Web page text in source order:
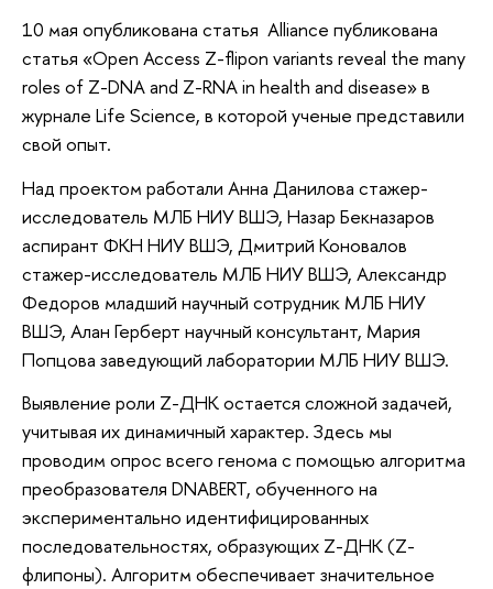
10 мая опубликована статья Alliance публикована
статья «Open Access Z-flipon variants reveal the many
roles of Z-DNA and Z-RNA in health and disease» в
журнале Life Science, в которой ученые представили
свой опыт.
Над проектом работали Анна Данилова стажер-
исследователь МЛБ НИУ ВШЭ, Назар Бекназаров
аспирант ФКН НИУ ВШЭ, Дмитрий Коновалов
стажер-исследователь МЛБ НИУ ВШЭ, Александр
Федоров младший научный сотрудник МЛБ НИУ
ВШЭ, Алан Герберт научный консультант, Мария
Попцова заведующий лаборатории МЛБ НИУ ВШЭ.
Выявление роли Z-ДНК остается сложной задачей,
учитывая их динамичный характер. Здесь мы
проводим опрос всего генома с помощью алгоритма
преобразователя DNABERT, обученного на
экспериментально идентифицированных
последовательностях, образующих Z-ДНК (Z-
флипоны). Алгоритм обеспечивает значительное